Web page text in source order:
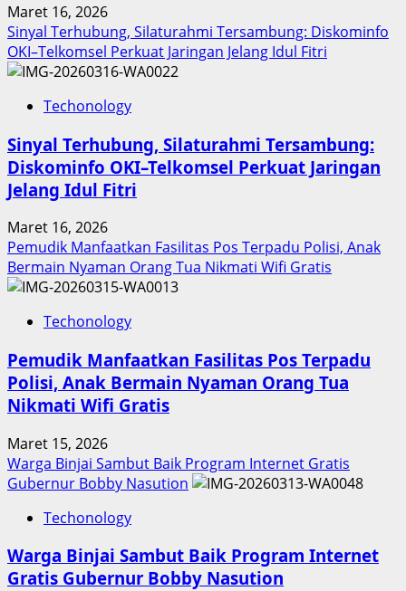
Penghargaan
Nasional
Maret 16, 2026
Sinyal Terhubung, Silaturahmi Tersambung: Diskominfo
OKI–Telkomsel Perkuat Jaringan Jelang Idul Fitri
Techonology
Sinyal Terhubung, Silaturahmi Tersambung:
Diskominfo OKI–Telkomsel Perkuat Jaringan
Jelang Idul Fitri
Maret 16, 2026
Pemudik Manfaatkan Fasilitas Pos Terpadu Polisi, Anak
Bermain Nyaman Orang Tua Nikmati Wifi Gratis
Techonology
Pemudik Manfaatkan Fasilitas Pos Terpadu
Polisi, Anak Bermain Nyaman Orang Tua
Nikmati Wifi Gratis
Maret 15, 2026
Warga Binjai Sambut Baik Program Internet Gratis
Gubernur Bobby Nasution
Techonology
Warga Binjai Sambut Baik Program Internet
Gratis Gubernur Bobby Nasution